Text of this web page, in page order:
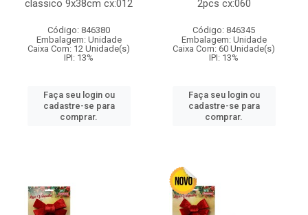
classico 9x38cm cx:012
Código: 846380
Embalagem: Unidade
Caixa Com: 12 Unidade(s)
IPI: 13%
Faça seu login ou
cadastre-se para
comprar.
2pcs cx:060
Código: 846345
Embalagem: Unidade
Caixa Com: 60 Unidade(s)
IPI: 13%
Faça seu login ou
cadastre-se para
comprar.